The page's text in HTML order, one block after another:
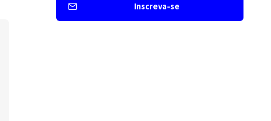
Inscreva-se